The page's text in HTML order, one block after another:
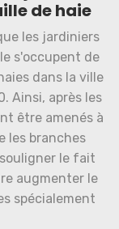
de haie
les jardiniers
s'occupent de
dans la ville
Ainsi, après les
être amenés à
les branches
le fait
augmenter le
spécialement